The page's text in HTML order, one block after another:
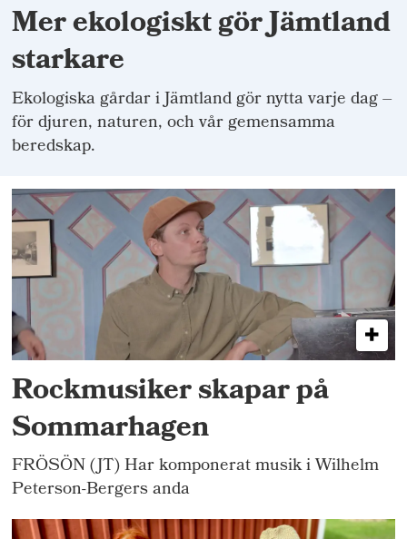
Mer ekologiskt gör Jämtland
starkare
Ekologiska gårdar i Jämtland gör nytta varje dag –
för djuren, naturen, och vår gemensamma
beredskap.
Rockmusiker skapar på
Sommarhagen
FRÖSÖN (JT) Har komponerat musik i Wilhelm
Peterson-Bergers anda